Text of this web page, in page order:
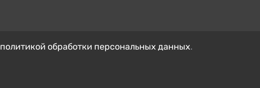
политикой обработки персональных данных.